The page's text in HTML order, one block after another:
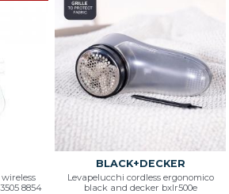
8854
BLACK+DECKER
Levapelucchi cordless ergonomico
black and decker bxlr500e